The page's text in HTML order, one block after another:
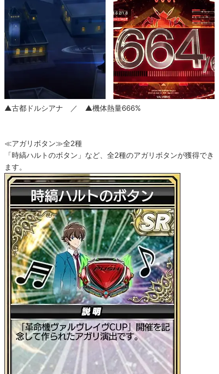
▲古都ドルシアナ ／ ▲機体熱量666%
≪アガリボタン≫全2種
「時縞ハルトのボタン」など、全2種のアガリボタンが獲得でき
ます。